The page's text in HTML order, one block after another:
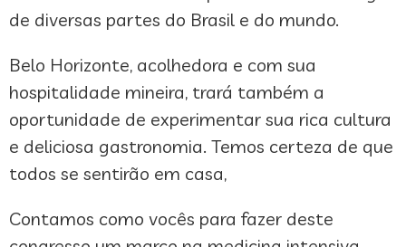
de diversas partes do Brasil e do mundo.
Belo Horizonte, acolhedora e com sua
hospitalidade mineira, trará também a
oportunidade de experimentar sua rica cultura
e deliciosa gastronomia. Temos certeza de que
todos se sentirão em casa,
Contamos como vocês para fazer deste